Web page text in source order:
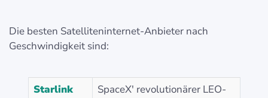
Die besten Satelliteninternet-Anbieter nach
Geschwindigkeit sind:
Starlink
SpaceX' revolutionärer LEO-